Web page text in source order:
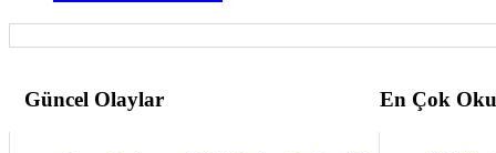
Güncel Olaylar En Çok